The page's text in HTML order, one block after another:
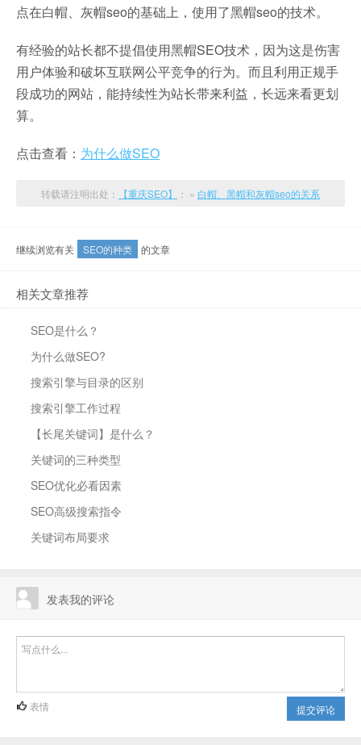
点在白帽、灰帽seo的基础上，使用了黑帽seo的技术。
有经验的站长都不提倡使用黑帽SEO技术，因为这是伤害
用户体验和破坏互联网公平竞争的行为。而且利用正规手
段成功的网站，能持续性为站长带来利益，长远来看更划
算。
点击查看： 为什么做SEO
转载请注明出处： 【重庆SEO】 ： » 白帽、黑帽和灰帽seo的关系
继续浏览有关 SEO的种类 的文章
相关文章推荐
SEO是什么？
为什么做SEO?
搜索引擎与目录的区别
搜索引擎工作过程
【长尾关键词】是什么？
关键词的三种类型
SEO优化必看因素
SEO高级搜索指令
关键词布局要求
发表我的评论
提交评论
表情